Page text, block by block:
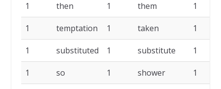
1 then 1 them 1
1 temptation 1 taken 1
1 substituted 1 substitute 1
1 so 1 shower 1